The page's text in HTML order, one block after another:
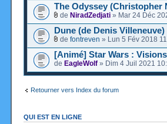
The Odyssey (Christopher
de NiradZedjati » Mar 24 Déc
Dune (de Denis Villeneuve)
de fontreven » Lun 5 Fév 2018
[Animé] Star Wars : Visions
de EagleWolf » Dim 4 Juil 2021
Retourner vers Index du forum
QUI EST EN LIGNE